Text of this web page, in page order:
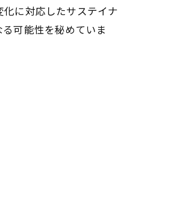
に対応したサステイナ
可能性を秘めていま